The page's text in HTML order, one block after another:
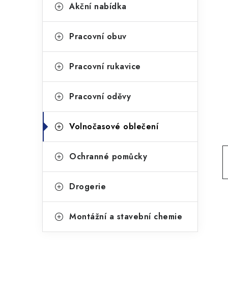
o
t
r
n
n
p
e
kategorie
a
e
o
i
e
Akční nabídka
Pracovní obuv
Pracovní rukavice
Pracovní oděvy
Volnočasové oblečení
Ochranné pomůcky
Drogerie
Montážní a stavební chemie